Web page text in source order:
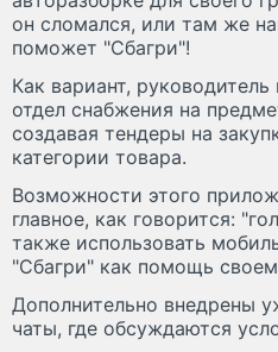
он сломался, или там же
поможет "Сбагри"!
Как вариант,
отдел снабжения на
создавая тендеры на
категории товара.
Возможности этого
главное, как говорится:
также использовать
"Сбагри" как помощь
Дополнительно внедрены
чаты, где обсуждаются